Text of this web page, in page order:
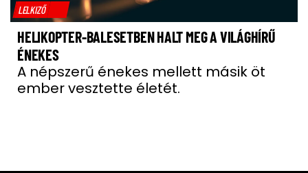
LELKIZŐ
HELIKOPTER-BALESETBEN HALT MEG A VILÁGHÍRŰ
ÉNEKES
A népszerű énekes mellett másik öt
ember vesztette életét.